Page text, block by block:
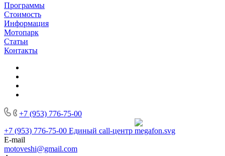
Программы
Стоимость
Информация
Мотопарк
Статьи
Контакты
+7 (953) 776-75-00
+7 (953) 776-75-00 Единый call-центр
E-mail
motoveshi@gmail.com